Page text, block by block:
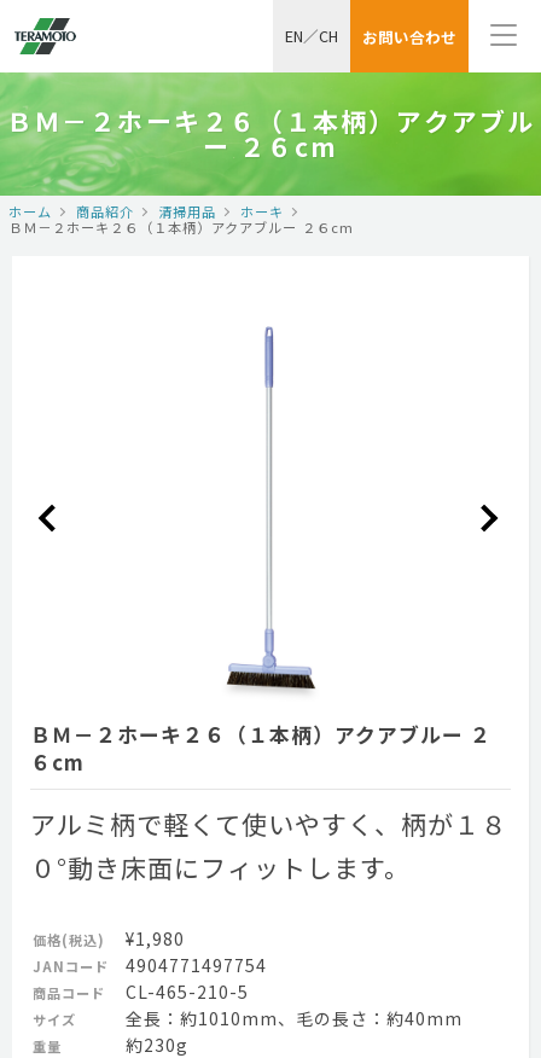
お問い合わせ
EN／CH
ＢＭ－２ホーキ２６（１本柄）アクアブル
ー ２６cm
ホーム 商品紹介 清掃用品
ホーキ
ＢＭ－２ホーキ２６（１本柄）アクアブルー ２６cm
ＢＭ－２ホーキ２６（１本柄）アクアブルー ２
６cm
アルミ柄で軽くて使いやすく、柄が１８
０°動き床面にフィットします。
価格(税込) ¥1,980
JANコード 4904771497754
商品コード CL-465-210-5
サイズ 全長：約1010mm、毛の長さ：約40mm
重量 約230g